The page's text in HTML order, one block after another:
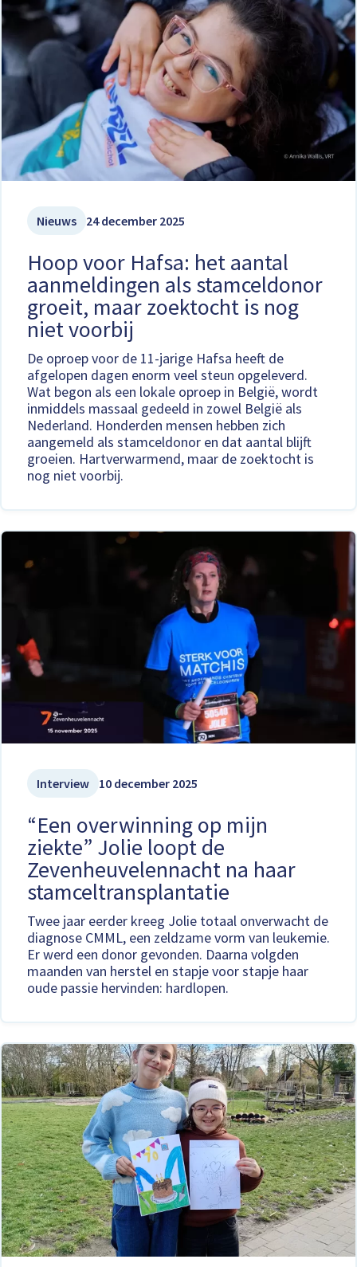
Nieuws 24 december 2025
Hoop voor Hafsa: het aantal
aanmeldingen als stamceldonor
groeit, maar zoektocht is nog
niet voorbij
De oproep voor de 11-jarige Hafsa heeft de
afgelopen dagen enorm veel steun opgeleverd.
Wat begon als een lokale oproep in België, wordt
inmiddels massaal gedeeld in zowel België als
Nederland. Honderden mensen hebben zich
aangemeld als stamceldonor en dat aantal blijft
groeien. Hartverwarmend, maar de zoektocht is
nog niet voorbij.
Interview 10 december 2025
“Een overwinning op mijn
ziekte” Jolie loopt de
Zevenheuvelennacht na haar
stamceltransplantatie
Twee jaar eerder kreeg Jolie totaal onverwacht de
diagnose CMML, een zeldzame vorm van leukemie.
Er werd een donor gevonden. Daarna volgden
maanden van herstel en stapje voor stapje haar
oude passie hervinden: hardlopen.